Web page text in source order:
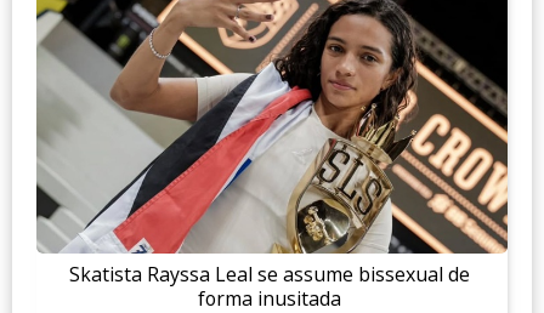
Skatista Rayssa Leal se assume bissexual de
forma inusitada